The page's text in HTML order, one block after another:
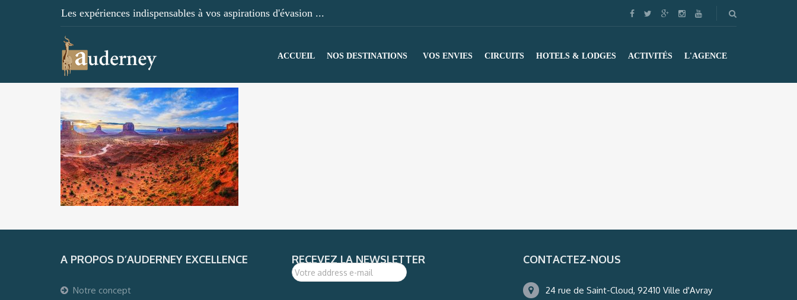
Les expériences indispensables à vos aspirations d'évasion ...
ACCUEIL NOS DESTINATIONS VOS ENVIES CIRCUITS HOTELS & LODGES ACTIVITÉS L'AGENCE
A PROPOS D’AUDERNEY EXCELLENCE
Notre concept
RECEVEZ LA NEWSLETTER CONTACTEZ-NOUS
24 rue de Saint-Cloud, 92410 Ville d'Avray